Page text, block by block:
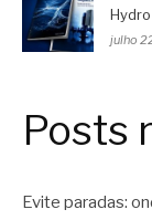
Hydro
julho
Posts
Evite paradas: